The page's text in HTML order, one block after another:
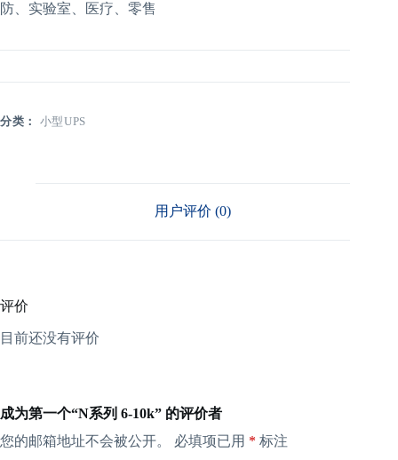
防、实验室、医疗、零售
分类： 小型UPS
用户评价 (0)
评价
目前还没有评价
成为第一个“N系列 6-10k” 的评价者
您的邮箱地址不会被公开。
必填项已用 * 标注